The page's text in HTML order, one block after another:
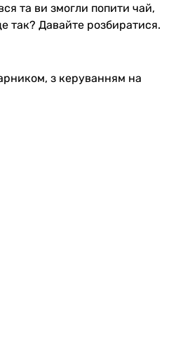
та ви змогли попити чай,
так? Давайте розбиратися.
з керуванням на